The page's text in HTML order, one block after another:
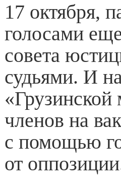
17 октября,
голосами
совета
судьями. И
«Грузинской
членов на
с помощью
от